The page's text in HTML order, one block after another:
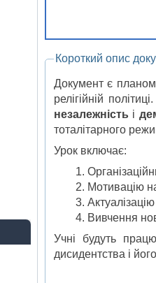
Короткий опис
Документ є
релігійній
незалежність і
тоталітарного
Урок включає:
Мотивацію
Вивчення
Учні будуть
дисидентства і